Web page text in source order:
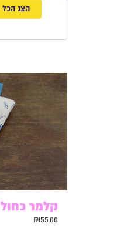
הצג הכל
קלמר כחול
₪55.00